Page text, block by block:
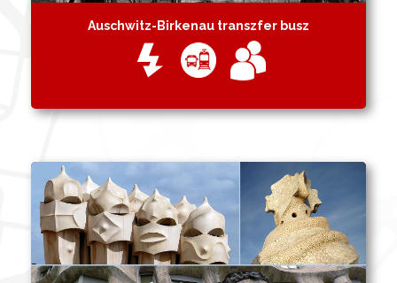
Auschwitz-Birkenau transzfer busz